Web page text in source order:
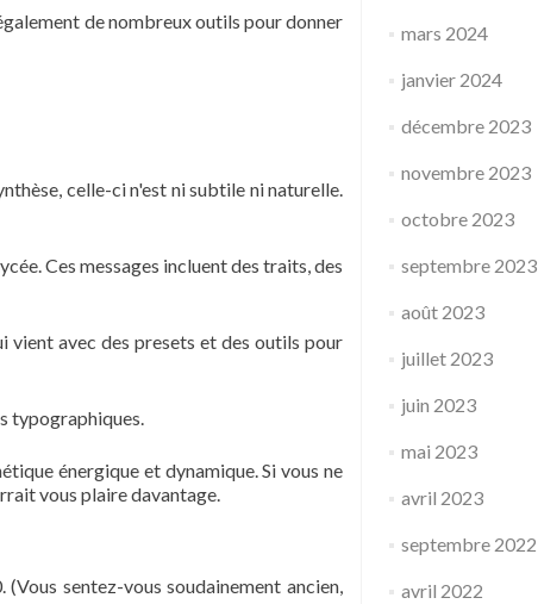
de nombreux outils pour donner
celle-ci n'est ni subtile ni naturelle.
Ces messages incluent des traits, des
vient avec des presets et des outils pour
typographiques.
énergique et dynamique. Si vous ne
vous plaire davantage.
sentez-vous soudainement ancien,
mars 2024
janvier 2024
décembre 2023
novembre 2023
octobre 2023
septembre 2023
août 2023
juillet 2023
juin 2023
mai 2023
avril 2023
septembre 2022
avril 2022